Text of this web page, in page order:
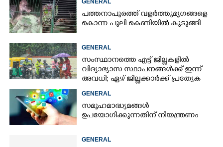
പത്തനാപുരത്ത് വളർത്തുമൃഗങ്ങളെ
കൊന്ന പുലി കെണിയിൽ കുടുങ്ങി
GENERAL
സംസ്ഥാനത്തെ എട്ട് ജില്ലകളിൽ
വിദ്യാഭ്യാസ സ്ഥാപനങ്ങൾക്ക് ഇന്ന്
അവധി; ഏഴ് ജില്ലക്കാർക്ക് പ്രത്യേക
GENERAL
സമൂഹമാദ്ധ്യമങ്ങൾ
ഉപയോഗിക്കുന്നതിന് നിയന്ത്രണം
GENERAL